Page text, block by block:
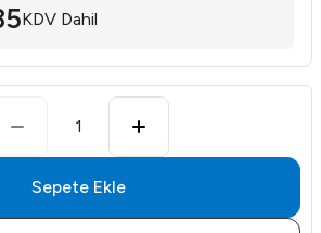
KDV Dahil
1
Sepete Ekle